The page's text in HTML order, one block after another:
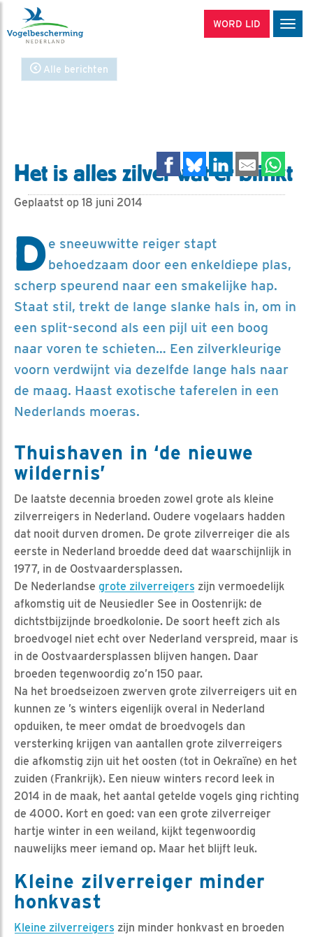
WORD LID
Alle berichten
Het is alles zilver wat er blinkt
Geplaatst op 18 juni 2014
De sneeuwwitte reiger stapt
behoedzaam door een enkeldiepe plas,
scherp speurend naar een smakelijke hap.
Staat stil, trekt de lange slanke hals in, om in
een split-second als een pijl uit een boog
naar voren te schieten… Een zilverkleurige
voorn verdwijnt via dezelfde lange hals naar
de maag. Haast exotische taferelen in een
Nederlands moeras.
Thuishaven in ‘de nieuwe
wildernis’
De laatste decennia broeden zowel grote als kleine
zilverreigers in Nederland. Oudere vogelaars hadden
dat nooit durven dromen. De grote zilverreiger die als
eerste in Nederland broedde deed dat waarschijnlijk in
1977, in de Oostvaardersplassen.
De Nederlandse grote zilverreigers zijn vermoedelijk
afkomstig uit de Neusiedler See in Oostenrijk: de
dichtstbijzijnde broedkolonie. De soort heeft zich als
broedvogel niet echt over Nederland verspreid, maar is
in de Oostvaardersplassen blijven hangen. Daar
broeden tegenwoordig zo’n 150 paar.
Na het broedseizoen zwerven grote zilverreigers uit en
kunnen ze ’s winters eigenlijk overal in Nederland
opduiken, te meer omdat de broedvogels dan
versterking krijgen van aantallen grote zilverreigers
die afkomstig zijn uit het oosten (tot in Oekraïne) en het
zuiden (Frankrijk). Een nieuw winters record leek in
2014 in de maak, het aantal getelde vogels ging richting
de 4000. Kort en goed: van een grote zilverreiger
hartje winter in een weiland, kijkt tegenwoordig
nauwelijks meer iemand op. Maar het blijft leuk.
Kleine zilverreiger minder
honkvast
Kleine zilverreigers zijn minder honkvast en broeden